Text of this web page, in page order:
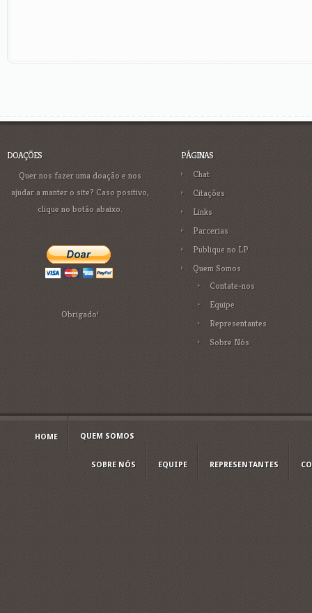
DOAÇÕES
Quer nos fazer uma doação e nos
ajudar a manter o site? Caso positivo,
clique no botão abaixo.
Obrigado!
PÁGINAS
Chat
Citações
Links
Parcerias
Publique no LP
Quem Somos
Contate-nos
Equipe
Representantes
Sobre Nós
HOME QUEM SOMOS
SOBRE NÓS EQUIPE REPRESENTANTES